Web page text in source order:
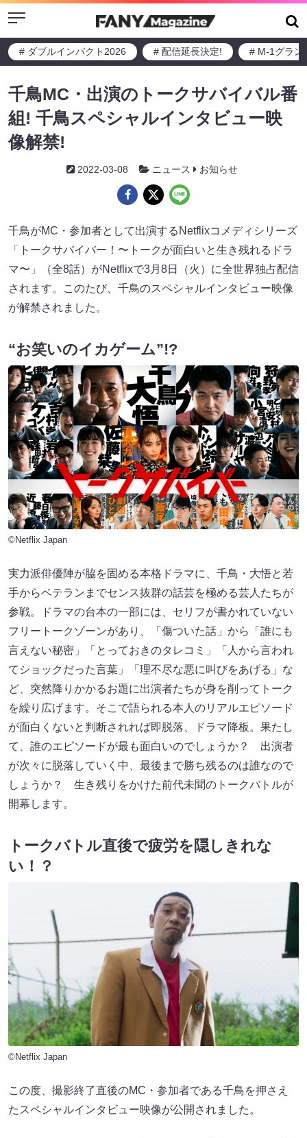
Menu
# ダブルインパクト2026 # 配信延長決定! # M-1グラン
千鳥MC・出演のトークサバイバル番
組! 千鳥スペシャルインタビュー映
像解禁!
2022-03-08 ニュース お知らせ
千鳥がMC・参加者として出演するNetflixコメディシリーズ
「トークサバイバー！〜トークが面白いと生き残れるドラ
マ〜」（全8話）がNetflixで3月8日（火）に全世界独占配信
されます。このたび、千鳥のスペシャルインタビュー映像
が解禁されました。
“お笑いのイカゲーム”!?
©Netflix Japan
実力派俳優陣が脇を固める本格ドラマに、千鳥・大悟と若
手からベテランまでセンス抜群の話芸を極める芸人たちが
参戦。ドラマの台本の一部には、セリフが書かれていない
フリートークゾーンがあり、「傷ついた話」から「誰にも
言えない秘密」「とっておきのタレコミ」「人から言われ
てショックだった言葉」「理不尽な悪に叫びをあげる」な
ど、突然降りかかるお題に出演者たちが身を削ってトーク
を繰り広げます。そこで語られる本人のリアルエピソード
が面白くないと判断されれば即脱落、ドラマ降板。果たし
て、誰のエピソードが最も面白いのでしょうか？ 出演者
が次々に脱落していく中、最後まで勝ち残るのは誰なので
しょうか？ 生き残りをかけた前代未聞のトークバトルが
開幕します。
トークバトル直後で疲労を隠しきれな
い！？
©Netflix Japan
この度、撮影終了直後のMC・参加者である千鳥を押さえ
たスペシャルインタビュー映像が公開されました。